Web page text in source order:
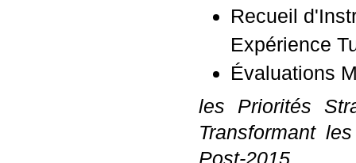
Recueil
Expérience
Évaluations
les Priorités
Transformant
Post-2015